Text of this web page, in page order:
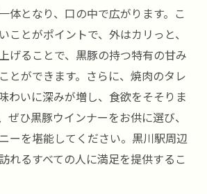
体となり、口の中で広がります。こ
ことがポイントで、外はカリっと、
げることで、黒豚の持つ特有の甘み
とができます。さらに、焼肉のタレ
わいに深みが増し、食欲をそそりま
ぜひ黒豚ウインナーをお供に選び、
ーを堪能してください。黒川駅周辺
れるすべての人に満足を提供するこ